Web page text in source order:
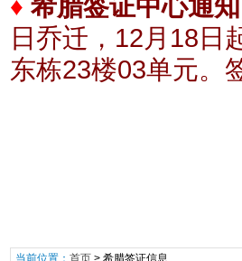
日乔迁，12月18日
东栋23楼03单元。
当前位置： 首页> 希腊签证信息